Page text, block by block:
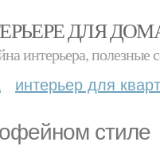
ДЛЯ
интерьера, полезные
интерьер для
стиле